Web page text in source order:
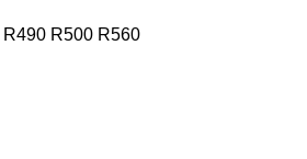
R490 R500 R560